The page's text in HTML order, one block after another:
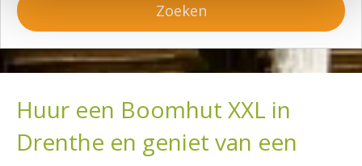
Zoeken
Huur een Boomhut XXL in
Drenthe en geniet van een